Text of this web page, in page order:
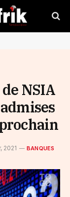
NSIA
2021 BANQUES